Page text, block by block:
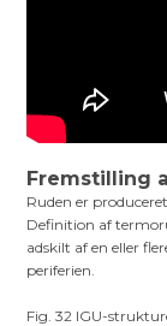
Fremstilling
Ruden er
Definition af
adskilt af en eller
periferien.
Fig. 32 IGU-